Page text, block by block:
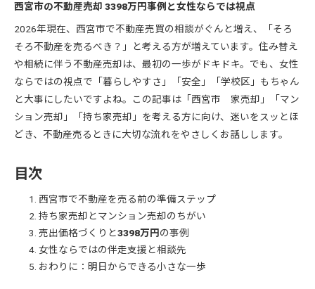
西宮市の不動産売却 3398万円事例と女性ならでは視点
2026年現在、西宮市で不動産売買の相談がぐんと増え、「そろ
そろ不動産を売るべき？」と考える方が増えています。住み替え
や相続に伴う不動産売却は、最初の一歩がドキドキ。でも、女性
ならではの視点で「暮らしやすさ」「安全」「学校区」もちゃん
と大事にしたいですよね。この記事は「西宮市 家売却」「マン
ション売却」「持ち家売却」を考える方に向け、迷いをスッとほ
どき、不動産売るときに大切な流れをやさしくお話しします。
目次
西宮市で不動産を売る前の準備ステップ
持ち家売却とマンション売却のちがい
売出価格づくりと3398万円 の事例
女性ならではの伴走支援と相談先
おわりに：明日からできる小さな一歩